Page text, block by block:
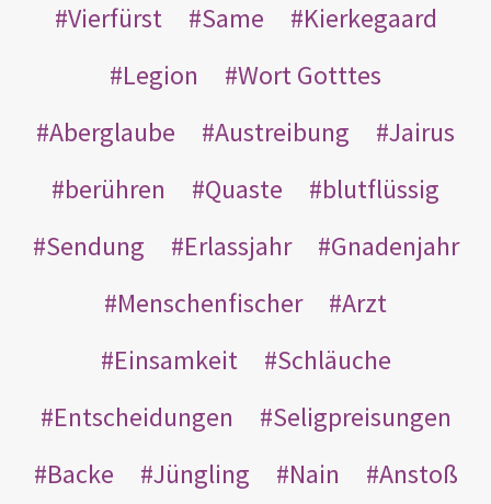
Vierfürst
Same
Kierkegaard
Legion
Wort Gotttes
Aberglaube
Austreibung
Jairus
berühren
Quaste
blutflüssig
Sendung
Erlassjahr
Gnadenjahr
Menschenfischer
Arzt
Einsamkeit
Schläuche
Entscheidungen
Seligpreisungen
Backe
Jüngling Nain
Anstoß